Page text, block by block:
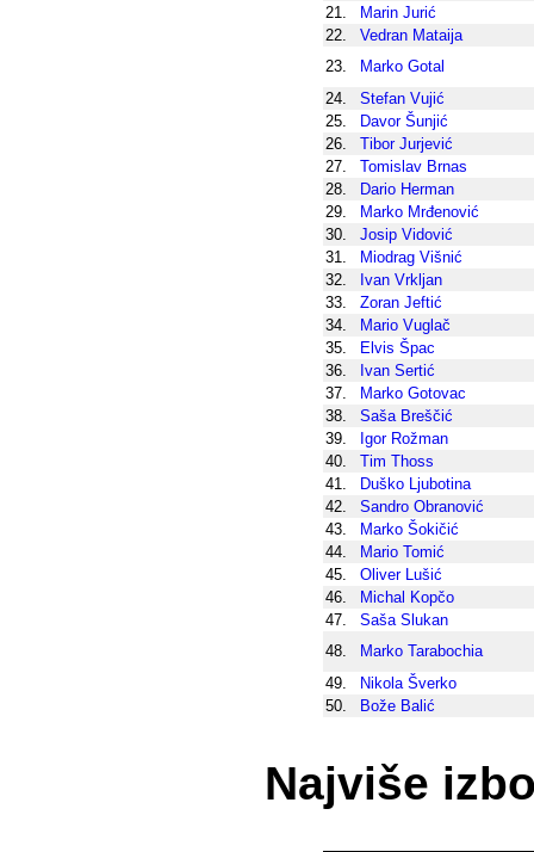
21.
Marin Jurić
22.
Vedran Mataija
23.
Marko Gotal
24.
Stefan Vujić
25.
Davor Šunjić
26.
Tibor Jurjević
27.
Tomislav Brnas
28.
Dario Herman
29.
Marko Mrđenović
30.
Josip Vidović
31.
Miodrag Višnić
32.
Ivan Vrkljan
33.
Zoran Jeftić
34.
Mario Vuglač
35.
Elvis Špac
36.
Ivan Sertić
37.
Marko Gotovac
38.
Saša Breščić
39.
Igor Rožman
40.
Tim Thoss
41.
Duško Ljubotina
42.
Sandro Obranović
43.
Marko Šokičić
44.
Mario Tomić
45.
Oliver Lušić
46.
Michal Kopčo
47.
Saša Slukan
48.
Marko Tarabochia
49.
Nikola Šverko
50.
Bože Balić
Najviše